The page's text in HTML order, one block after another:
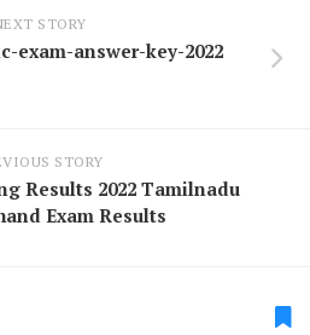
STORY
exam-answer-key-2022
STORY
Results 2022 Tamilnadu
Exam Results